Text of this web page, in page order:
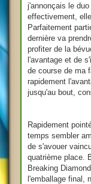
j'annonçais le
effectivement,
Parfaitement
dernière va
profiter de la
l'avantage et de
de course de ma
rapidement
jusqu'au bout,
Rapidement
temps sembler
de s'avouer
quatrième place.
Breaking
l'emballage final,